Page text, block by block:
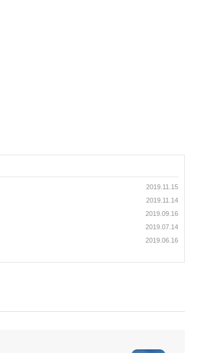
2019.11.15
2019.11.14
2019.09.16
2019.07.14
2019.06.16